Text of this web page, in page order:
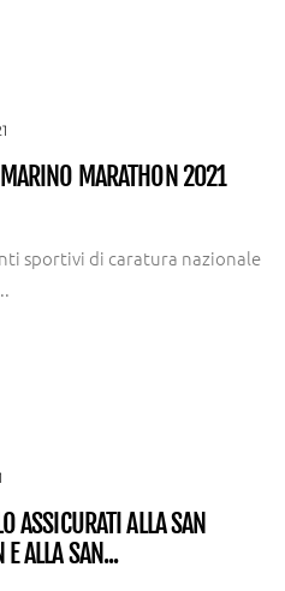
MARATHON 2021
sportivi di caratura nazionale
ASSICURATI ALLA SAN
ALLA SAN...